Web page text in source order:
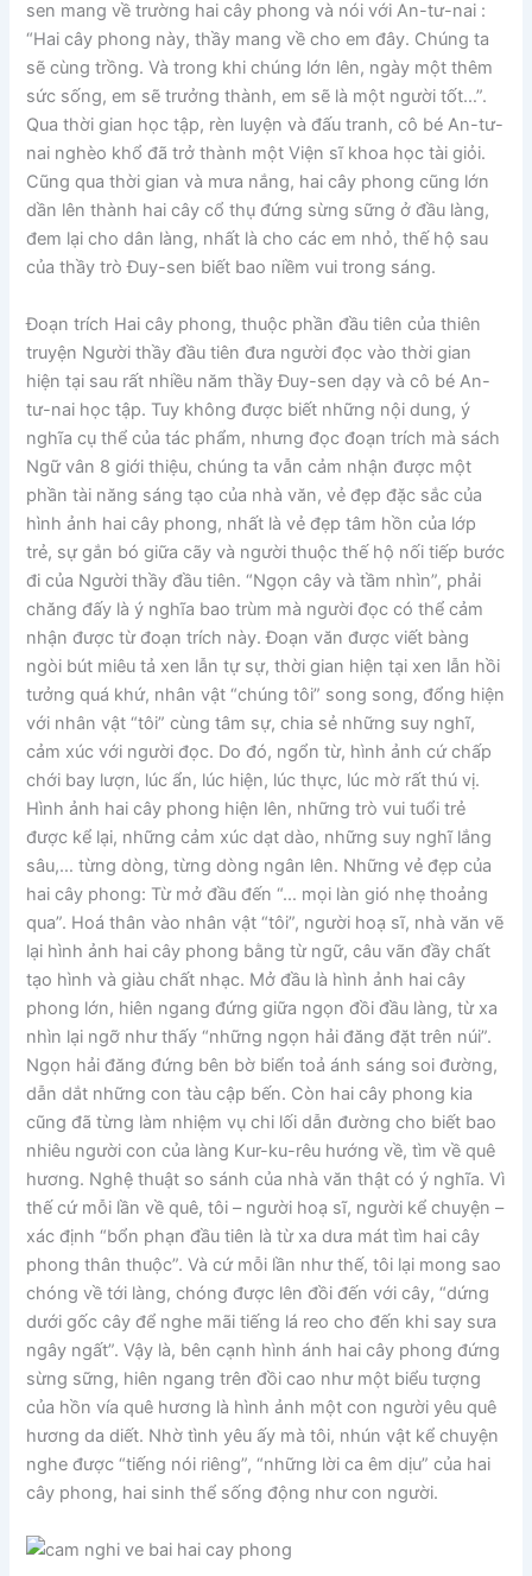
sen mang về trường hai cây phong và nói với An-tư-nai :
“Hai cây phong này, thầy mang về cho em đây. Chúng ta
sẽ cùng trồng. Và trong khi chúng lớn lên, ngày một thêm
sức sống, em sẽ trưởng thành, em sẽ là một người tốt…”.
Qua thời gian học tập, rèn luyện và đấu tranh, cô bé An-tư-
nai nghèo khổ đã trở thành một Viện sĩ khoa học tài giỏi.
Cũng qua thời gian và mưa nắng, hai cây phong cũng lớn
dần lên thành hai cây cổ thụ đứng sừng sững ở đầu làng,
đem lại cho dân làng, nhất là cho các em nhỏ, thế hộ sau
của thầy trò Đuy-sen biết bao niềm vui trong sáng.
Đoạn trích Hai cây phong, thuộc phần đầu tiên của thiên
truyện Người thầy đầu tiên đưa người đọc vào thời gian
hiện tại sau rất nhiều năm thầy Đuy-sen dạy và cô bé An-
tư-nai học tập. Tuy không được biết những nội dung, ý
nghĩa cụ thể của tác phẩm, nhưng đọc đoạn trích mà sách
Ngữ vân 8 giới thiệu, chúng ta vẫn cảm nhận được một
phần tài năng sáng tạo của nhà văn, vẻ đẹp đặc sắc của
hình ảnh hai cây phong, nhất là vẻ đẹp tâm hồn của lớp
trẻ, sự gắn bó giữa cãy và người thuộc thế hộ nối tiếp bước
đi của Người thầy đầu tiên. “Ngọn cây và tầm nhìn”, phải
chăng đấy là ý nghĩa bao trùm mà người đọc có thể cảm
nhận được từ đoạn trích này. Đoạn văn được viết bàng
ngòi bút miêu tả xen lẫn tự sự, thời gian hiện tại xen lẫn hồi
tưởng quá khứ, nhân vật “chúng tôi” song song, đổng hiện
với nhân vật “tôi” cùng tâm sự, chia sẻ những suy nghĩ,
cảm xúc với người đọc. Do đó, ngổn từ, hình ảnh cứ chấp
chới bay lượn, lúc ẩn, lúc hiện, lúc thực, lúc mờ rất thú vị.
Hình ảnh hai cây phong hiện lên, những trò vui tuổi trẻ
được kể lại, những cảm xúc dạt dào, những suy nghĩ lắng
sâu,… từng dòng, từng dòng ngân lên. Những vẻ đẹp của
hai cây phong: Từ mở đầu đến “… mọi làn gió nhẹ thoảng
qua”. Hoá thân vào nhân vật “tôi”, người hoạ sĩ, nhà văn vẽ
lại hình ảnh hai cây phong bằng từ ngữ, câu vãn đầy chất
tạo hình và giàu chất nhạc. Mở đầu là hình ảnh hai cây
phong lớn, hiên ngang đứng giữa ngọn đồi đầu làng, từ xa
nhìn lại ngỡ như thấy “những ngọn hải đăng đặt trên núi”.
Ngọn hải đăng đứng bên bờ biển toả ánh sáng soi đường,
dẫn dắt những con tàu cập bến. Còn hai cây phong kia
cũng đã từng làm nhiệm vụ chi lối dẫn đường cho biết bao
nhiêu người con của làng Kur-ku-rêu hướng về, tìm về quê
hương. Nghệ thuật so sánh của nhà văn thật có ý nghĩa. Vì
thế cứ mỗi lần về quê, tôi – người hoạ sĩ, người kể chuyện –
xác định “bổn phạn đầu tiên là từ xa dưa mát tìm hai cây
phong thân thuộc”. Và cứ mỗi lần như thế, tôi lại mong sao
chóng về tới làng, chóng được lên đồi đến với cây, “dứng
dưới gốc cây để nghe mãi tiếng lá reo cho đến khi say sưa
ngây ngất”. Vậy là, bên cạnh hình ánh hai cây phong đứng
sừng sững, hiên ngang trên đồi cao như một biểu tượng
của hồn vía quê hương là hình ảnh một con người yêu quê
hương da diết. Nhờ tình yêu ấy mà tôi, nhún vật kể chuyện
nghe được “tiếng nói riêng”, “những lời ca êm dịu” của hai
cây phong, hai sinh thể sống động như con người.